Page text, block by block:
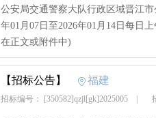
公安局交通警察大队行政区域晋江市
年01月07日至2026年01月14日每日
在正文或附件中)
【招标公告】 福建
招标编号： [350582]qzjl[gk]2025005